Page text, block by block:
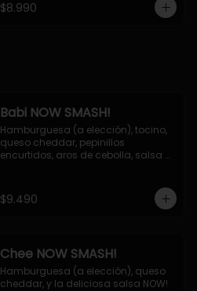
$8.990
Babi NOW SMASH!
Hamburguesa (a elección), tocino,
queso cheddar, pepinillos
encurtidos, aros de cebolla, salsa
$9.490
Chee NOW SMASH!
Hamburguesa (a elección), queso
cheddar, y la deliciosa salsa NOW!